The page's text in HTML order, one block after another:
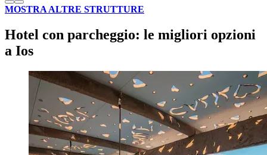
MOSTRA ALTRE STRUTTURE
Hotel con parcheggio: le migliori opzioni
a Ios